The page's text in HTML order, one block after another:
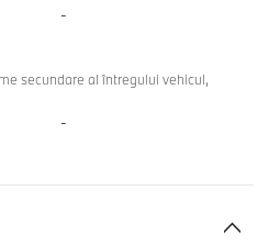
-
secundare al întregului vehicul,
-